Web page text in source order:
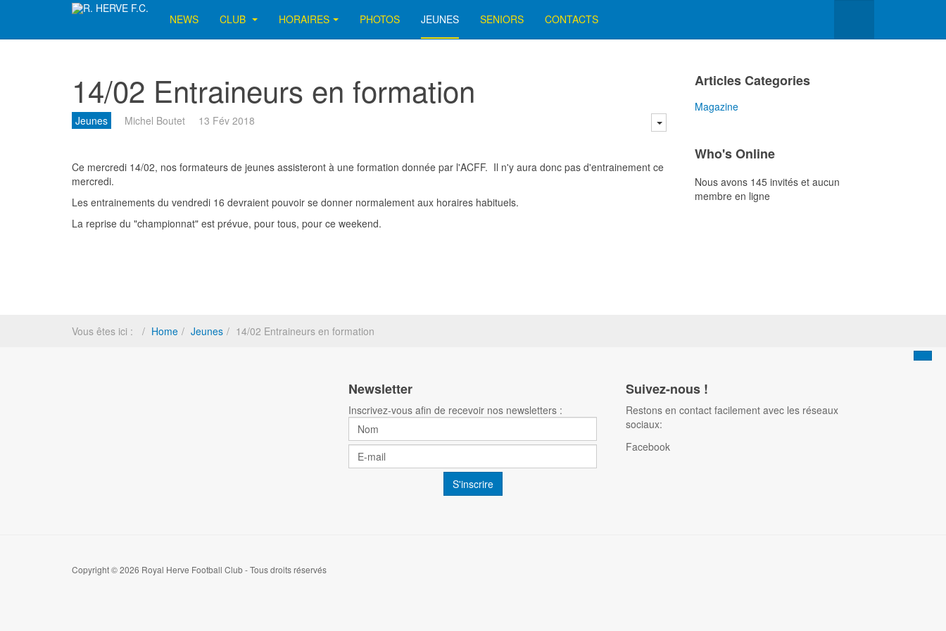
NEWS CLUB HORAIRES PHOTOS JEUNES SENIORS CONTACTS
14/02 Entraineurs en formation
Jeunes Michel Boutet 13 Fév 2018
Ce mercredi 14/02, nos formateurs de jeunes assisteront à une formation donnée par l'ACFF. Il n'y aura donc pas d'entrainement ce
mercredi.
Les entrainements du vendredi 16 devraient pouvoir se donner normalement aux horaires habituels.
La reprise du "championnat" est prévue, pour tous, pour ce weekend.
Articles Categories
Magazine
Who's Online
Nous avons 145 invités et aucun
membre en ligne
Vous êtes ici : Home Jeunes 14/02 Entraineurs en formation
Newsletter
Inscrivez-vous afin de recevoir nos newsletters :
Suivez-nous !
Restons en contact facilement avec les réseaux
sociaux:
Facebook
Copyright © 2026 Royal Herve Football Club - Tous droits réservés